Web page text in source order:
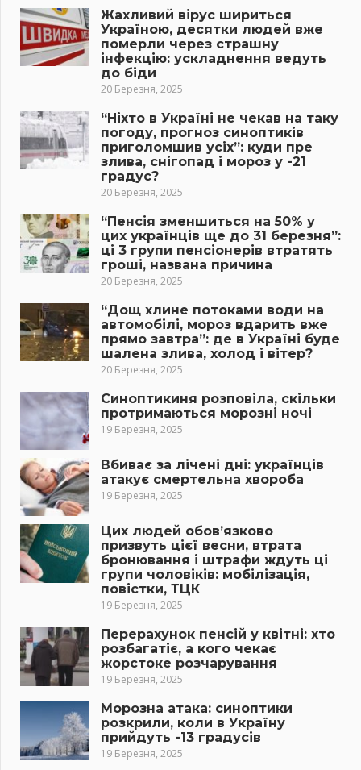
Жахливий вірус шириться
Україною, десятки людей вже
померли через страшну
інфекцію: ускладнення ведуть
до біди
20 Березня, 2025
“Ніхто в Україні не чекав на таку
погоду, прогноз синоптиків
приголомшив усіх”: куди пре
злива, снігопад і мороз у -21
градус?
20 Березня, 2025
“Пенсія зменшиться на 50% у
цих українців ще до 31 березня”:
ці 3 групи пенсіонерів втратять
гроші, названа причина
20 Березня, 2025
“Дощ хлине потоками води на
автомобілі, мороз вдарить вже
прямо завтра”: де в Україні буде
шалена злива, холод і вітер?
20 Березня, 2025
Синоптикиня розповіла, скільки
протримаються морозні ночі
19 Березня, 2025
Вбиває за лічені дні: українців
атакує смертельна хвороба
19 Березня, 2025
Цих людей обов’язково
призвуть цієї весни, втрата
бронювання і штрафи ждуть ці
групи чоловіків: мобілізація,
повістки, ТЦК
19 Березня, 2025
Перерахунок пенсій у квітні: хто
розбагатіє, а кого чекає
жорстоке розчарування
19 Березня, 2025
Морозна атака: синоптики
розкрили, коли в Україну
прийдуть -13 градусів
19 Березня, 2025